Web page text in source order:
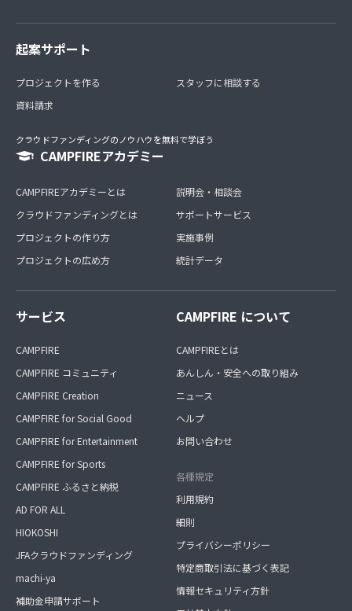
起案サポート
プロジェクトを作る
資料請求
スタッフに相談する
クラウドファンディングのノウハウを無料で学ぼう
CAMPFIREアカデミー
CAMPFIREアカデミーとは
クラウドファンディングとは
プロジェクトの作り方
プロジェクトの広め方
説明会・相談会
サポートサービス
実施事例
統計データ
サービス
CAMPFIRE
CAMPFIRE コミュニティ
CAMPFIRE Creation
CAMPFIRE for Social Good
CAMPFIRE for Entertainment
CAMPFIRE for Sports
CAMPFIRE ふるさと納税
AD FOR ALL
HIOKOSHI
JFAクラウドファンディング
machi-ya
補助金申請サポート
CAMPFIRE について
CAMPFIREとは
あんしん・安全への取り組み
ニュース
ヘルプ
お問い合わせ
各種規定
利用規約
細則
プライバシーポリシー
特定商取引法に基づく表記
情報セキュリティ方針